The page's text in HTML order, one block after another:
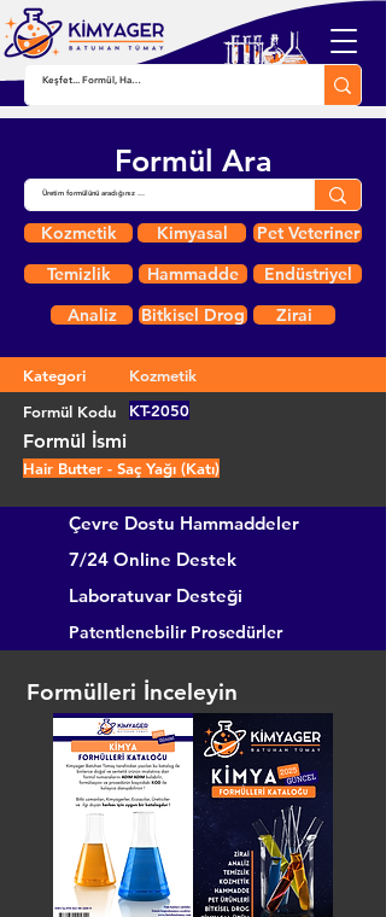
Formül Ara
Kozmetik Kimyasal
Pet Veteriner
Temizlik
Hammadde
Endüstriyel
Analiz
Bitkisel Drog Zirai
Kategori
Kozmetik
Formül Kodu
KT-2050
Formül İsmi
Hair Butter - Saç Yağı (Katı)
Çevre Dostu Hammaddeler
7/24 Online Destek
Laboratuvar Desteği
Patentlenebilir Prosedürler
Formülleri İnceleyin